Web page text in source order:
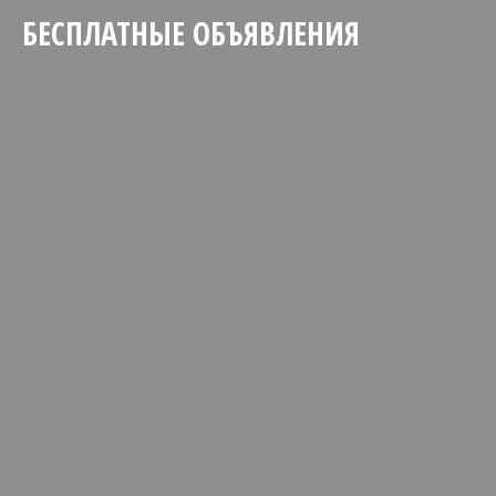
БЕСПЛАТНЫЕ ОБЪЯВЛЕНИЯ